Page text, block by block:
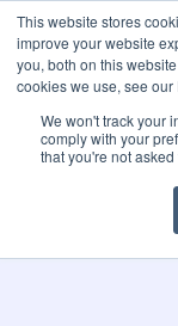
This website stores
improve your website
you, both on this
cookies we use, see our
We won't track your
comply with your
that you're not
Négociation